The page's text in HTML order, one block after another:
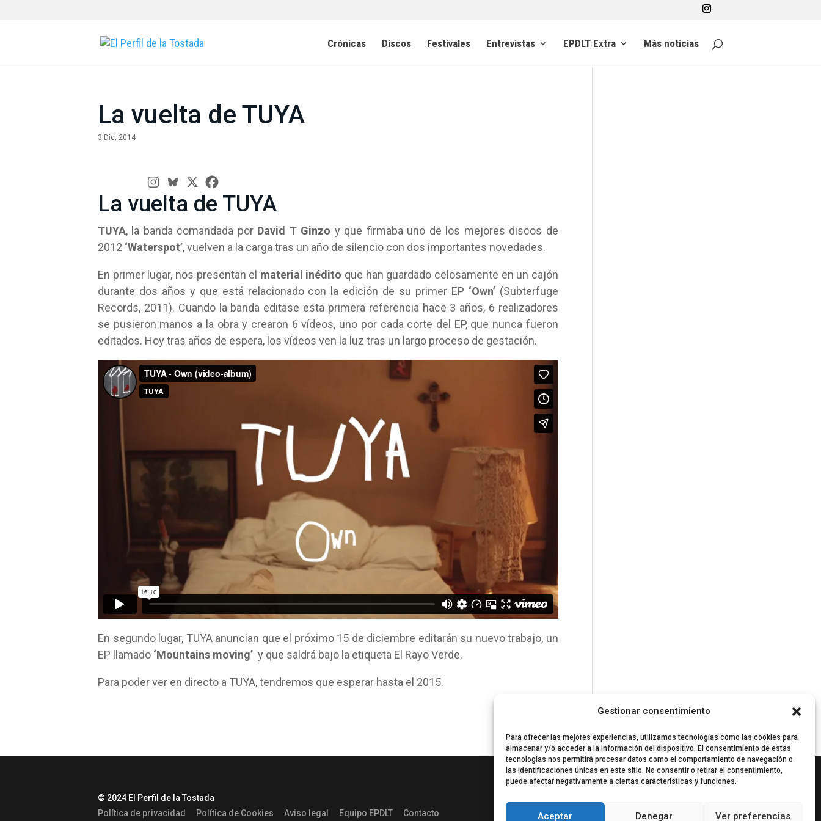
Gestionar consentimiento
Para ofrecer las mejores experiencias, utilizamos tecnologías como las cookies para
almacenar y/o acceder a la información del dispositivo. El consentimiento de estas
tecnologías nos permitirá procesar datos como el comportamiento de navegación o
las identificaciones únicas en este sitio. No consentir o retirar el consentimiento,
puede afectar negativamente a ciertas características y funciones.
Aceptar Denegar Ver preferencias
Crónicas Discos Festivales Entrevistas EPDLT Extra Más noticias
La vuelta de TUYA
3 Dic, 2014
La vuelta de TUYA
TUYA, la banda comandada por David T Ginzo y que firmaba uno de los mejores discos de
2012 ‘Waterspot’, vuelven a la carga tras un año de silencio con dos importantes novedades.
En primer lugar, nos presentan el material inédito que han guardado celosamente en un cajón
durante dos años y que está relacionado con la edición de su primer EP ‘Own’ (Subterfuge
Records, 2011). Cuando la banda editase esta primera referencia hace 3 años, 6 realizadores
se pusieron manos a la obra y crearon 6 vídeos, uno por cada corte del EP, que nunca fueron
editados. Hoy tras años de espera, los vídeos ven la luz tras un largo proceso de gestación.
En segundo lugar, TUYA anuncian que el próximo 15 de diciembre editarán su nuevo trabajo, un
EP llamado ‘Mountains moving’ y que saldrá bajo la etiqueta El Rayo Verde.
Para poder ver en directo a TUYA, tendremos que esperar hasta el 2015.
© 2024 El Perfil de la Tostada
Política de privacidad
Política de Cookies Aviso legal Equipo EPDLT Contacto